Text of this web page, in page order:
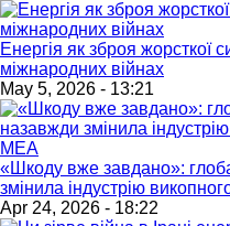
Енергія як зброя
міжнародних війнах
May 5, 2026 - 13:21
«Шкоду вже завдано»:
змінила індустрію
Apr 24, 2026 - 18:22